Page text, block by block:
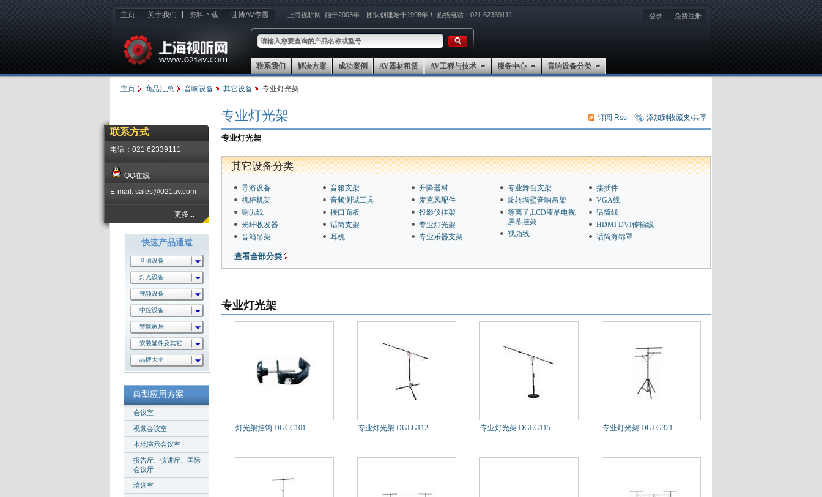
主页 关于我们 资料下载 世博AV专题 上海视听网: 始于2003年，团队创建始于1998年！ 热线电话：021 62339111 登录 免费注册
联系我们 解决方案 成功案例 AV器材租赁 AV工程与技术 服务中心 音响设备分类
主页 商品汇总 音响设备 其它设备 专业灯光架
联系方式
电话：021 62339111
QQ在线
E-mail: sales@021av.com
更多...
快速产品通道
音响设备
灯光设备
视频设备
中控设备
智能家居
安装辅件及其它
品牌大全
典型应用方案
会议室
视频会议室
本地演示会议室
报告厅、演讲厅、国际
会议厅
培训室
专业灯光架
专业灯光架
订阅 Rss 添加到收藏夹/共享
其它设备分类
导游设备
机柜机架
喇叭线
光纤收发器
音箱吊架
音箱支架
音频测试工具
接口面板
话筒支架
耳机
升降器材
麦克风配件
投影仪挂架
专业灯光架
专业乐器支架
专业舞台支架
旋转墙壁音响吊架
等离子,LCD液晶电视
屏幕挂架
视频线
接插件
VGA线
话筒线
HDMI DVI传输线
话筒海绵罩
查看全部分类
专业灯光架
灯光架挂钩 DGCC101 专业灯光架 DGLG112 专业灯光架 DGLG115 专业灯光架 DGLG321